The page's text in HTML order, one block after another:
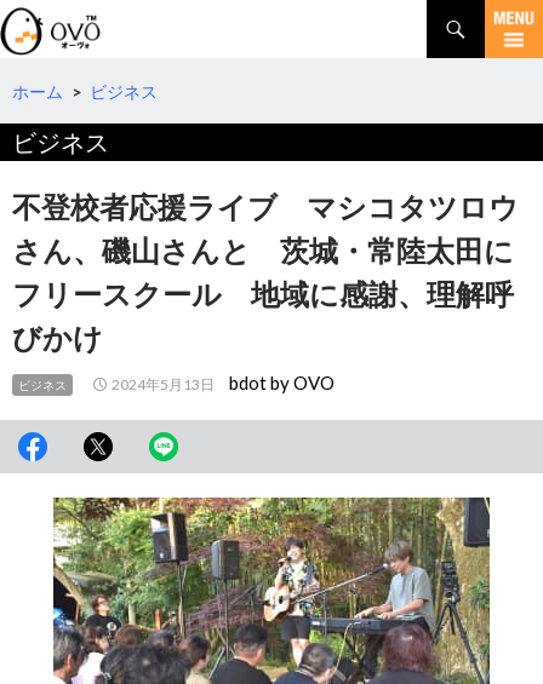
検
索
コ
テ
へ
移
動
ホーム > ビジネス
ビジネス
不登校者応援ライブ マシコタツロウ
さん、磯山さんと 茨城・常陸太田に
フリースクール 地域に感謝、理解呼
びかけ
ビジネス 2024年5月13日 bdot by OVO